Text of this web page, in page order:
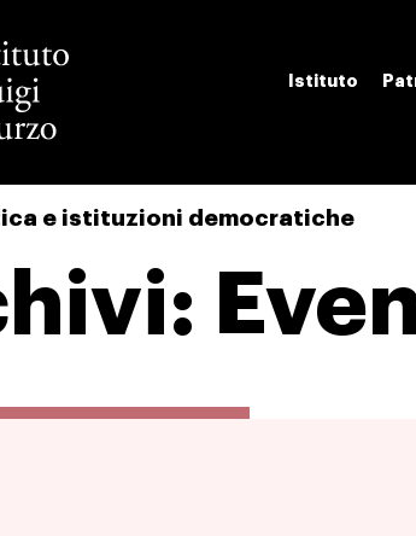
Istituto
e istituzioni democratiche